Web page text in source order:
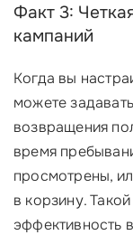
Факт 3:
кампаний
Когда вы
можете
возвращения
время
просмотрены,
в корзину.
эффективность